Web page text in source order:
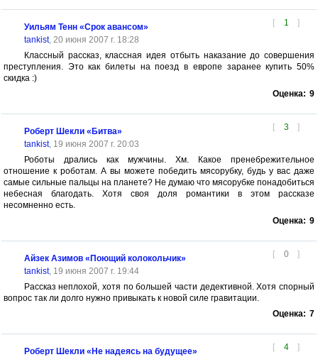
[ 1 ]
Уильям Тенн «Срок авансом»
tankist, 20 июня 2007 г. 18:28
Классный рассказ, классная идея отбыть наказание до совершения
преступления. Это как билеты на поезд в европе заранее купить 50%
скидка :)
Оценка: 9
[ 3 ]
Роберт Шекли «Битва»
tankist, 19 июня 2007 г. 20:03
Роботы дрались как мужчины. Хм. Какое пренебрежительное
отношение к роботам. А вы можете победить мясорубку, будь у вас даже
самые сильные пальцы на планете? Не думаю что мясорубке понадобиться
небесная благодать. Хотя своя доля романтики в этом рассказе
несомненно есть.
Оценка: 9
[ 0 ]
Айзек Азимов «Поющий колокольчик»
tankist, 19 июня 2007 г. 19:44
Рассказ неплохой, хотя по большей части дедективной. Хотя спорный
вопрос так ли долго нужно привыкать к новой силе гравитации.
Оценка: 7
[ 4 ]
Роберт Шекли «Не надеясь на будущее»